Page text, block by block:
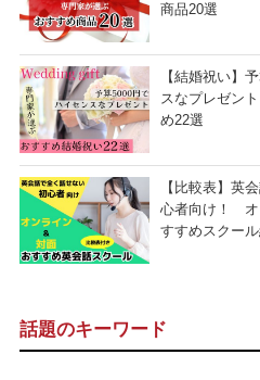
商品20選
【結婚祝い】
スなプレゼン
め22選
【比較表】英
心者向け！ オ
すすめスクー
話題のキーワード